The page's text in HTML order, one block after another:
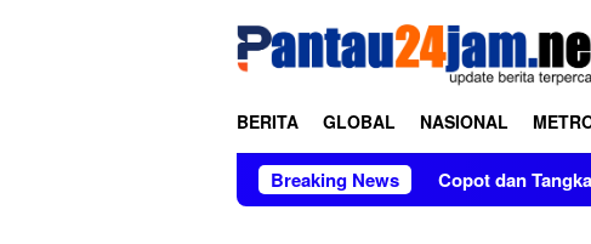
BERITA GLOBAL NASIONAL
Breaking News
Bulan Tanpa Kabar di Soppeng Copot dan Tangkap